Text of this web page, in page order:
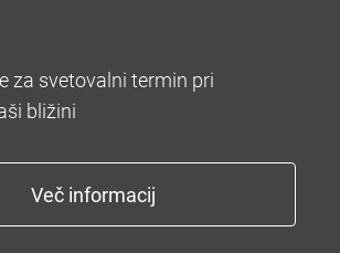
NADLEŽNIM
za svetovalni termin pri
bližini